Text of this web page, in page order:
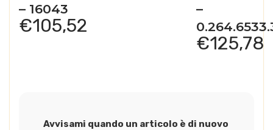
– 16043
€105,52
–
€125,78
Avvisami quando un articolo è di nuovo